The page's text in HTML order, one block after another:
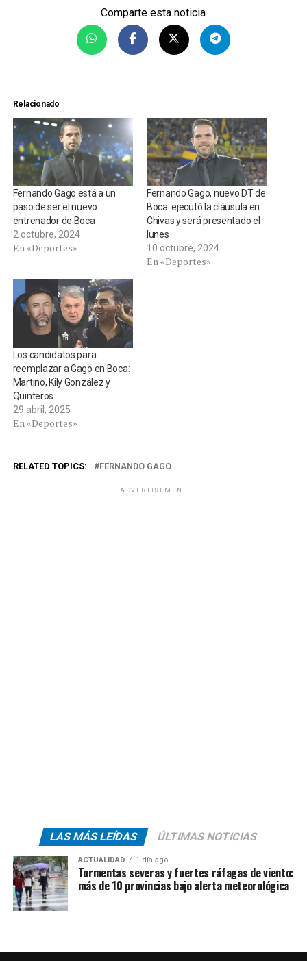
Comparte esta noticia
Relacionado
Fernando Gago está a un
paso de ser el nuevo
entrenador de Boca
2 octubre, 2024
En «Deportes»
Fernando Gago, nuevo DT de
Boca: ejecutó la cláusula en
Chivas y será presentado el
lunes
10 octubre, 2024
En «Deportes»
Los candidatos para
reemplazar a Gago en Boca:
Martino, Kily González y
Quinteros
29 abril, 2025
En «Deportes»
RELATED TOPICS: FERNANDO GAGO
ADVERTISEMENT
LAS MÁS LEÍDAS ÚLTIMAS NOTICIAS
ACTUALIDAD 1 día ago
Tormentas severas y fuertes ráfagas de viento:
más de 10 provincias bajo alerta meteorológica